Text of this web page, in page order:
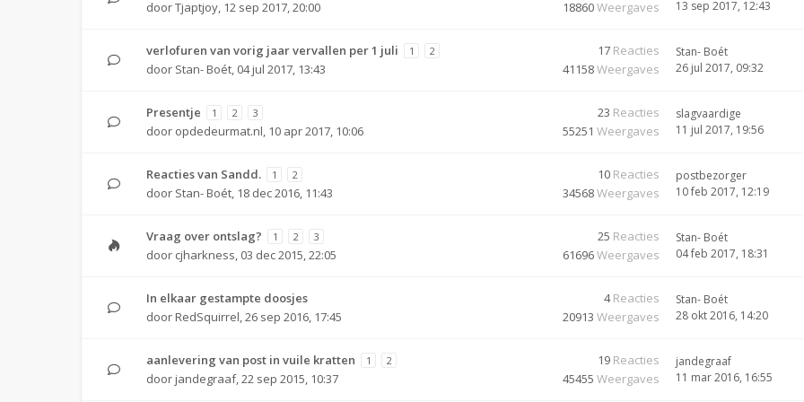
doorTjaptjoy, 12 sep 2017, 20:00 18860Weergaves 13 sep 2017, 12:43
verlofuren van vorig jaar vervallen per 1 juli 1 2
door Stan- Boét, 04 jul 2017, 13:43
17 Reacties
41158Weergaves
Stan- Boét
26 jul 2017, 09:32
Presentje 1 2 3
door opdedeurmat.nl, 10 apr 2017, 10:06
23 Reacties
55251 Weergaves
slagvaardige
11 jul 2017, 19:56
Reacties van Sandd. 1 2
door Stan- Boét, 18 dec 2016, 11:43
10 Reacties
34568Weergaves
postbezorger
10 feb 2017, 12:19
Vraag over ontslag? 1 2 3
door cjharkness, 03 dec 2015, 22:05
25 Reacties
61696Weergaves
Stan- Boét
04 feb 2017, 18:31
In elkaar gestampte doosjes
door RedSquirrel,26 sep 2016, 17:45
4Reacties
20913 Weergaves
Stan- Boét
28 okt 2016, 14:20
aanlevering van post in vuile kratten 1 2
door jandegraaf,22 sep 2015, 10:37
19 Reacties
45455 Weergaves
jandegraaf
11 mar 2016, 16:55